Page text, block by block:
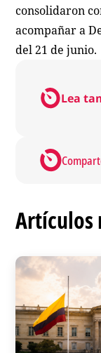
consolidaron
acompañar a
del 21 de junio.
Lea
Artículos